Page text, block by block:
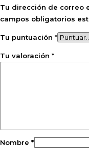
Tu dirección de correo
campos obligatorios
Tu puntuación *
Tu valoración *
Nombre *